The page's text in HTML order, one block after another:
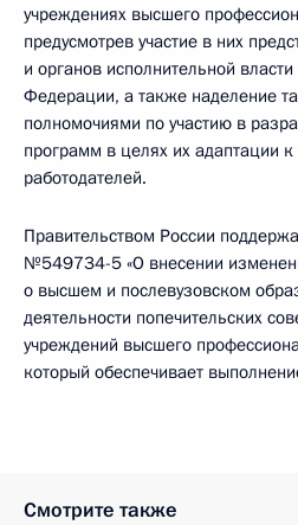
учреждениях высшего
предусмотрев участие в них
и органов исполнительной
Федерации, а также наделение
полномочиями по участию в
программ в целях их адаптации
работодателей.
Правительством России
№549734-5 «О внесении
о высшем и послевузовском
деятельности попечительских
учреждений высшего
который обеспечивает
Смотрите также